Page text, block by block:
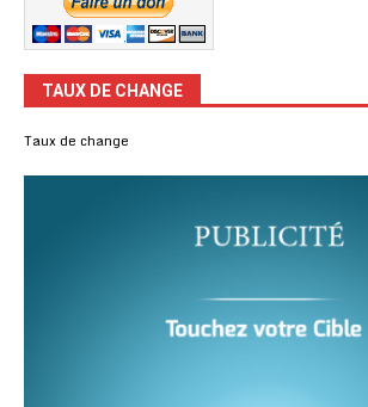
TAUX DE CHANGE
Taux de change